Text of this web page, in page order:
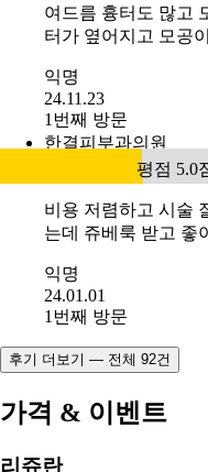
여드름 흉터도 많고
터가 옆어지고 모공
익명
24.11.23
1번째 방문
한결피부과의원
평점 5.0
비용 저렴하고 시술
는데 쥬베룩 받고 좋
익명
24.01.01
1번째 방문
후기 더보기 — 전체 92건
가격 & 이벤트
리쥬란